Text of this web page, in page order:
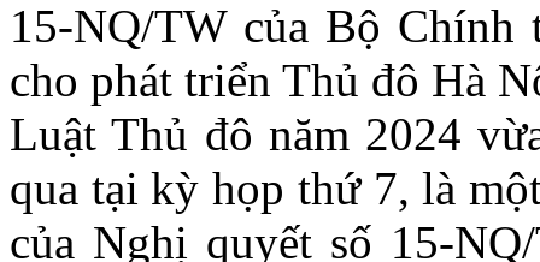
15-NQ/TW của Bộ
cho phát triển Thủ đô Hà
Luật Thủ đô năm 2024
qua tại kỳ họp thứ 7, là
của Nghị quyết số 15-